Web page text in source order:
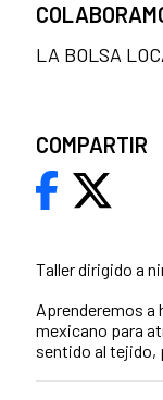
Taller dirigido a
Aprenderemos a
mexicano para
sentido al tejido,
LA BOLSA
COMPARTIR